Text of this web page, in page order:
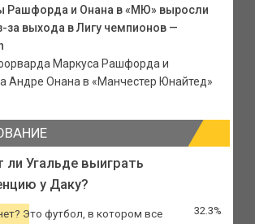
Рашфорда и Онана в «МЮ» выросли
за выхода в Лигу чемпионов —
Маркуса Рашфорда и
Андре Онана в «Манчестер Юнайтед»
Угальде выиграть
у Даку?
Это футбол, в котором все
32.3%